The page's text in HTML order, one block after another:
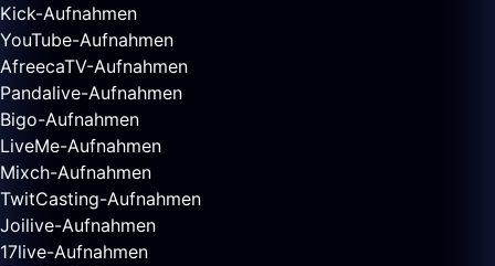
Kick-Aufnahmen
YouTube-Aufnahmen
AfreecaTV-Aufnahmen
Pandalive-Aufnahmen
Bigo-Aufnahmen
LiveMe-Aufnahmen
Mixch-Aufnahmen
TwitCasting-Aufnahmen
Joilive-Aufnahmen
17live-Aufnahmen